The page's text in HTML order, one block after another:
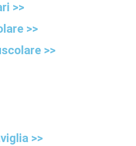
>>
>>
>>
>>